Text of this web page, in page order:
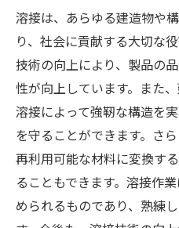
溶接は、あらゆる建造物や
り、社会に貢献する大切な
技術の向上により、製品の
性が向上しています。また
溶接によって強靭な構造を
を守ることができます。さ
再利用可能な材料に変換す
ることもできます。溶接作
められるものであり、熟練